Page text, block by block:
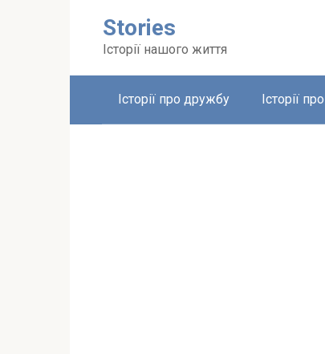
Stories
Історії нашого життя
Історії про дружбу Історії